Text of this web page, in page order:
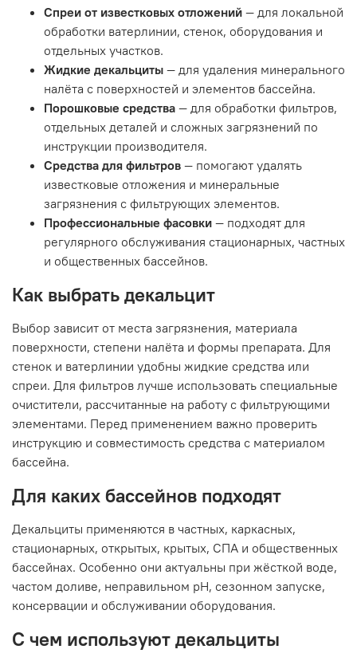
Спреи от известковых отложений — для локальной
обработки ватерлинии, стенок, оборудования и
отдельных участков.
Жидкие декальциты — для удаления минерального
налёта с поверхностей и элементов бассейна.
Порошковые средства — для обработки фильтров,
отдельных деталей и сложных загрязнений по
инструкции производителя.
Средства для фильтров — помогают удалять
известковые отложения и минеральные
загрязнения с фильтрующих элементов.
Профессиональные фасовки — подходят для
регулярного обслуживания стационарных, частных
и общественных бассейнов.
Как выбрать декальцит
Выбор зависит от места загрязнения, материала
поверхности, степени налёта и формы препарата. Для
стенок и ватерлинии удобны жидкие средства или
спреи. Для фильтров лучше использовать специальные
очистители, рассчитанные на работу с фильтрующими
элементами. Перед применением важно проверить
инструкцию и совместимость средства с материалом
бассейна.
Для каких бассейнов подходят
Декальциты применяются в частных, каркасных,
стационарных, открытых, крытых, СПА и общественных
бассейнах. Особенно они актуальны при жёсткой воде,
частом доливе, неправильном pH, сезонном запуске,
консервации и обслуживании оборудования.
С чем используют декальциты